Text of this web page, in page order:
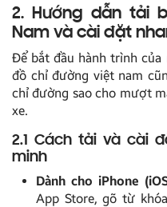
2. Hướng dẫn tải
Nam và cài đặt
Để bắt đầu hành trình của
đồ chỉ đường việt nam
chỉ đường sao cho mượt
xe.
2.1 Cách tải và cài
minh
Dành cho iPhone
App Store, gõ từ